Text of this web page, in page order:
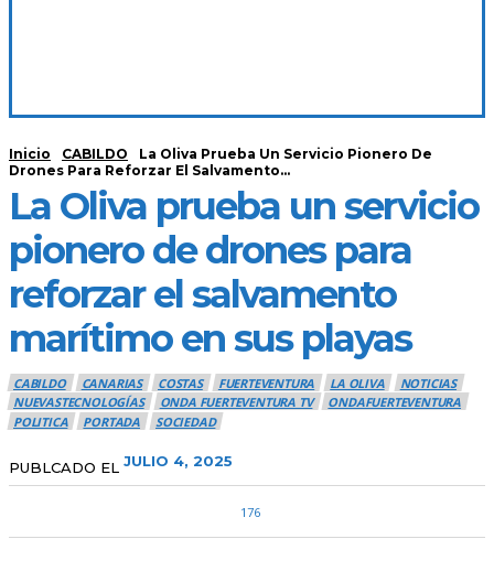
Inicio CABILDO
La Oliva Prueba Un Servicio Pionero De
Drones Para Reforzar El Salvamento...
La Oliva prueba un servicio
pionero de drones para
reforzar el salvamento
marítimo en sus playas
CABILDO CANARIAS COSTAS FUERTEVENTURA LA OLIVA
NOTICIAS
NUEVASTECNOLOGÍAS
ONDA FUERTEVENTURA TV
ONDAFUERTEVENTURA
POLITICA
PORTADA SOCIEDAD
PUBLCADO EL JULIO 4, 2025
176